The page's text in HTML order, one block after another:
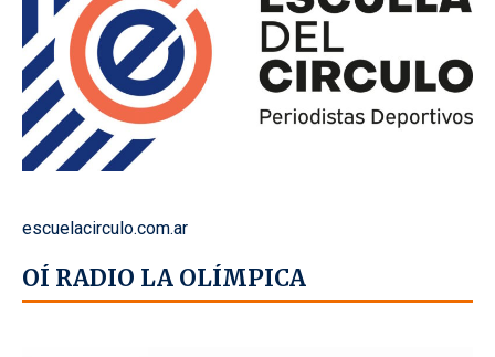
escuelacirculo.com.ar
OÍ RADIO LA OLÍMPICA